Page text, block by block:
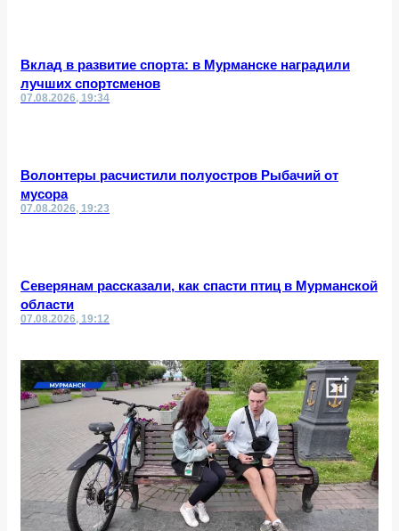
Вклад в развитие спорта: в Мурманске наградили
лучших спортсменов
07.08.2026, 19:34
Волонтеры расчистили полуостров Рыбачий от
мусора
07.08.2026, 19:23
Северянам рассказали, как спасти птиц в Мурманской
области
07.08.2026, 19:12